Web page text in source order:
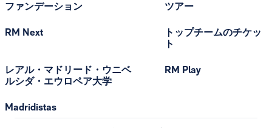
ファンデーション
RM Next
レアル・マドリード・ウニベ
ルシダ・エウロペア大学
Madridistas
ツアー
トップチームのチケッ
ト
RM Play